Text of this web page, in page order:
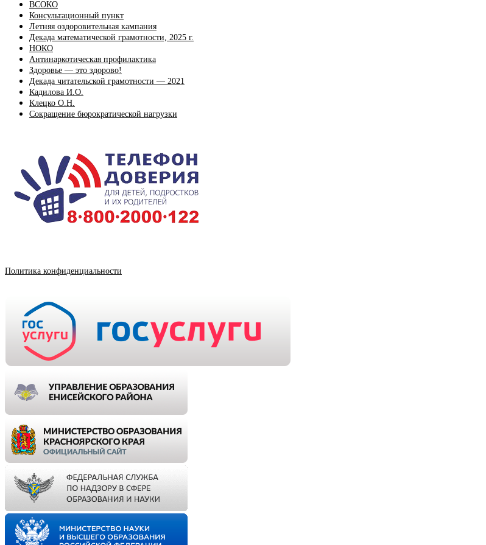
ВСОКО
Консультационный пункт
Летняя оздоровительная кампания
Декада математической грамотности, 2025 г.
НОКО
Антинаркотическая профилактика
Здоровье — это здорово!
Декада читательской грамотности — 2021
Кадилова И.О.
Клецко О.Н.
Сокращение бюрократической нагрузки
Политика конфиденциальности